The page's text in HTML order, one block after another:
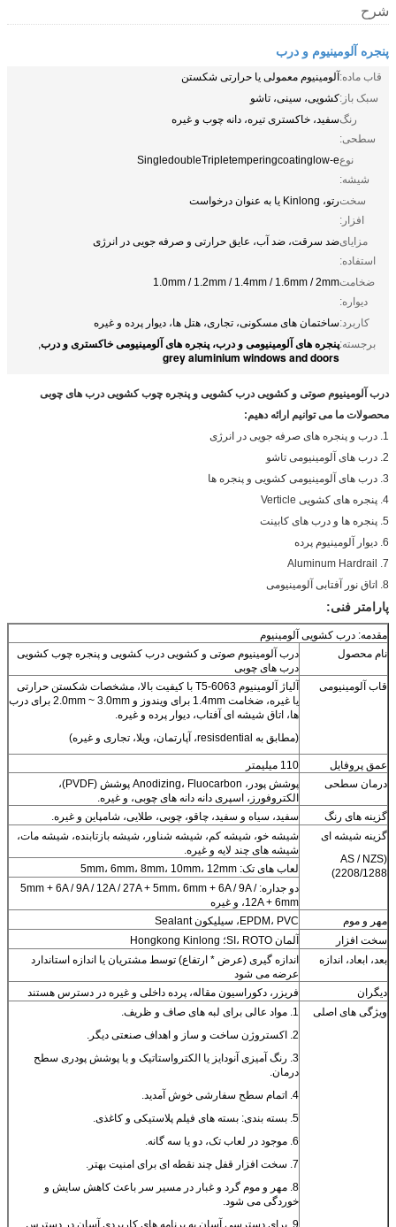
شرح
پنجره آلومینیوم و درب
قاب ماده:آلومینیوم معمولی یا حرارتی شکستن
سبک باز:کشویی، سینی، تاشو
رنگ
سطحی:
سفید، خاکستری تیره، دانه چوب و غیره
نوع
شیشه:
SingledoubleTripletemperingcoatinglow-e
سخت
افزار:
رتو، Kinlong یا به عنوان درخواست
مزایای
استفاده:
ضد سرقت، ضد آب، عایق حرارتی و صرفه جویی در انرژی
ضخامت
دیواره:
1.0mm / 1.2mm / 1.4mm / 1.6mm / 2mm
کاربرد:ساختمان های مسکونی، تجاری، هتل ها، دیوار پرده و غیره
برجسته:پنجره های آلومینیومی و درب، پنجره های آلومینیومی خاکستری و درب,
grey aluminium windows and doors
درب آلومینیوم صوتی و کشویی درب کشویی و پنجره چوب کشویی درب های چوبی
محصولات ما می توانیم ارائه دهیم:
1. درب و پنجره های صرفه جویی در انرژی
2. درب های آلومینیومی تاشو
3. درب های آلومینیومی کشویی و پنجره ها
4. پنجره های کشویی Verticle
5. پنجره ها و درب های کابینت
6. دیوار آلومینیوم پرده
7. Aluminum Hardrail
8. اتاق نور آفتابی آلومینیومی
پارامتر فنی:
مقدمه: درب کشویی آلومینیوم
نام محصول
درب آلومینیوم صوتی و کشویی درب کشویی و پنجره چوب کشویی
درب های چوبی
قاب آلومینیومی
آلیاژ آلومینیوم 6063-T5 با کیفیت بالا، مشخصات شکستن حرارتی
یا غیره، ضخامت 1.4mm برای ویندوز و 2.0mm ~ 3.0mm برای درب
ها، اتاق شیشه ای آفتاب، دیوار پرده و غیره.
(مطابق به resisdential، آپارتمان، ویلا، تجاری و غیره)
عمق پروفایل
110 میلیمتر
درمان سطحی
پوشش پودر، Anodizing، Fluocarbon پوشش (PVDF)،
الکتروفورز، اسپری دانه دانه های چوبی، و غیره.
گزینه های رنگ
سفید، سیاه و سفید، چاقو، چوبی، طلایی، شامپاین و غیره.
گزینه شیشه ای
(AS / NZS
2208/1288)
شیشه خو، شیشه کم، شیشه شناور، شیشه بازتابنده، شیشه مات،
شیشه های چند لایه و غیره.
لعاب های تک: 5mm، 6mm، 8mm، 10mm، 12mm
دو جداره: 5mm + 6A / 9A / 12A / 27A + 5mm، 6mm + 6A / 9A /
12A + 6mm، و غیره
مهر و موم
EPDM، PVC، سیلیکون Sealant
سخت افزار
آلمان SI، ROTO؛ Hongkong Kinlong
بعد، ابعاد، اندازه
اندازه گیری (عرض * ارتفاع) توسط مشتریان یا اندازه استاندارد
عرضه می شود
دیگران
فریزر، دکوراسیون مقاله، پرده داخلی و غیره در دسترس هستند
ویژگی های اصلی
1. مواد عالی برای لبه های صاف و ظریف.
2. اکستروژن ساخت و ساز و اهداف صنعتی دیگر.
3. رنگ آمیزی آنودایز یا الکترواستاتیک و یا پوشش پودری سطح
درمان.
4. اتمام سطح سفارشی خوش آمدید.
5. بسته بندی: بسته های فیلم پلاستیکی و کاغذی.
6. موجود در لعاب تک، دو یا سه گانه.
7. سخت افزار قفل چند نقطه ای برای امنیت بهتر.
8. مهر و موم گرد و غبار در مسیر سر باعث کاهش سایش و
خوردگی می شود.
9. برای دسترسی آسان به برنامه های کاربردی آسان در دسترس